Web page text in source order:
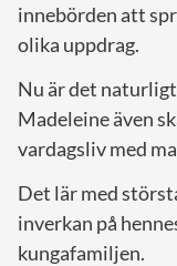
innebörden att
olika uppdrag.
Nu är det
Madeleine även
vardagsliv med
Det lär med
inverkan på
kungafamiljen.